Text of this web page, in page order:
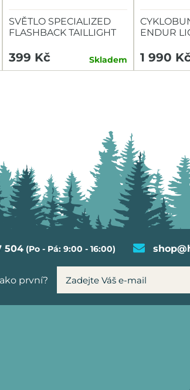
SVĚTLO SPECIALIZED
FLASHBACK TAILLIGHT
399 Kč Skladem
ENDUR
1 990
504(Po - Pá: 9:00 - 16:00)
první?